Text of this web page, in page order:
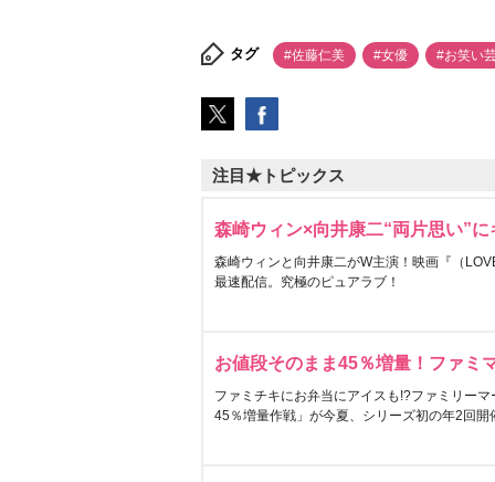
タグ #佐藤仁美 #女優 #お笑い
注目★トピックス
森崎ウィン×向井康二“両片思い”
森崎ウィンと向井康二がW主演！映画『（
最速配信。究極のピュアラブ！
お値段そのまま45％増量！ファミ
ファミチキにお弁当にアイスも!?ファミリー
45％増量作戦」が今夏、シリーズ初の年2回開